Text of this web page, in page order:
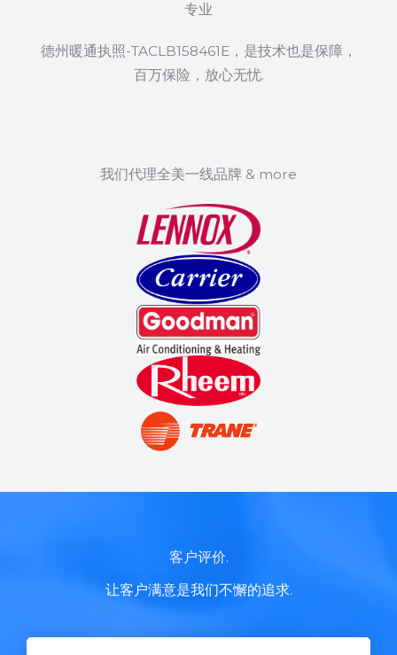
专业
德州暖通执照-TACLB158461E，是技术也是保障，
百万保险，放心无忧.
我们代理全美一线品牌 & more
客户评价.​
让客户满意是我们不懈的追求.